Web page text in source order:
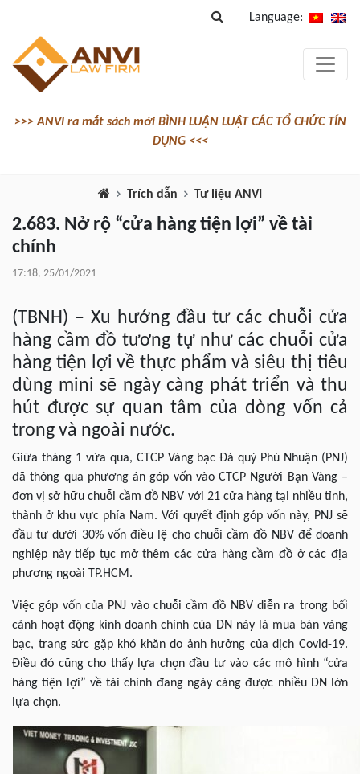
Language:
>>> ANVI ra mắt sách mới BÌNH LUẬN LUẬT CÁC TỔ CHỨC TÍN
DỤNG <<<
Trích dẫn Tư liệu ANVI
2.683. Nở rộ “cửa hàng tiện lợi” về tài
chính
17:18, 25/01/2021
(TBNH) – Xu hướng đầu tư các chuỗi cửa
hàng cầm đồ tương tự như các chuỗi cửa
hàng tiện lợi về thực phẩm và siêu thị tiêu
dùng mini sẽ ngày càng phát triển và thu
hút được sự quan tâm của dòng vốn cả
trong và ngoài nước.
Giữa tháng 1 vừa qua, CTCP Vàng bạc Đá quý Phú Nhuận (PNJ)
đã thông qua phương án góp vốn vào CTCP Người Bạn Vàng –
đơn vị sở hữu chuỗi cầm đồ NBV với 21 cửa hàng tại nhiều tỉnh,
thành ở khu vực phía Nam. Với quyết định góp vốn này, PNJ sẽ
đầu tư dưới 30% vốn điều lệ cho chuỗi cầm đồ NBV để doanh
nghiệp này tiếp tục mở thêm các cửa hàng cầm đồ ở các địa
phương ngoài TP.HCM.
Việc góp vốn của PNJ vào chuỗi cầm đồ NBV diễn ra trong bối
cảnh hoạt động kinh doanh chính của DN này là mua bán vàng
bạc, trang sức gặp khó khăn do ảnh hưởng của dịch Covid-19.
Điều đó cũng cho thấy lựa chọn đầu tư vào các mô hình “cửa
hàng tiện lợi” về tài chính đang ngày càng được nhiều DN lớn
lựa chọn.